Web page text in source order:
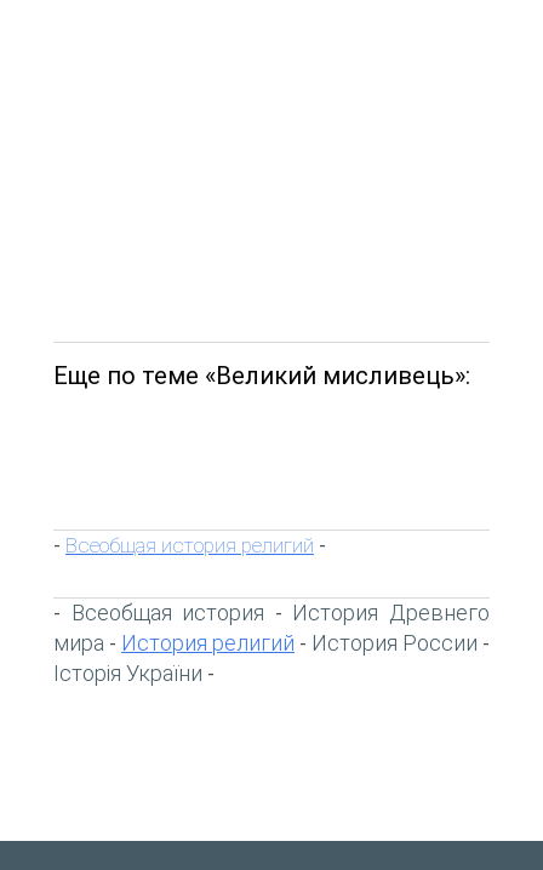
Еще по теме «Великий мисливець»:
- Всеобщая история религий -
- Всеобщая история - История Древнего
мира - История религий - История России -
Історія України -